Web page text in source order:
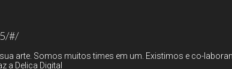
#/
arte. Somos muitos times em um. Existimos e co-
a Delica Digital